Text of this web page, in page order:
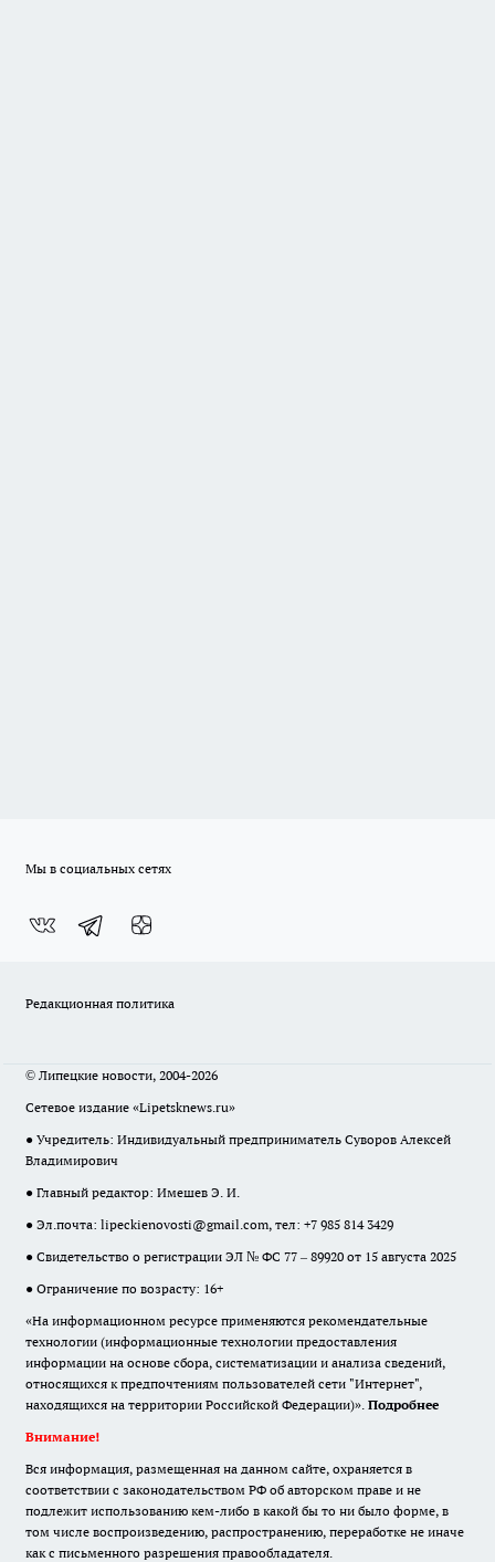
Мы в социальных сетях
Редакционная политика
© Липецкие новости, 2004-2026
Сетевое издание «Lipetsknews.ru»
● Учредитель: Индивидуальный предприниматель Суворов Алексей
Владимирович
● Главный редактор: Имешев Э. И.
● Эл.почта: lipeckienovosti@gmail.com, тел: +7 985 814 3429
● Свидетельство о регистрации ЭЛ № ФС 77 – 89920 от 15 августа 2025
● Ограничение по возрасту: 16+
«На информационном ресурсе применяются рекомендательные
технологии (информационные технологии предоставления
информации на основе сбора, систематизации и анализа сведений,
относящихся к предпочтениям пользователей сети "Интернет",
находящихся на территории Российской Федерации)». Подробнее
Внимание!
Вся информация, размещенная на данном сайте, охраняется в
соответствии с законодательством РФ об авторском праве и не
подлежит использованию кем-либо в какой бы то ни было форме, в
том числе воспроизведению, распространению, переработке не иначе
как с письменного разрешения правообладателя.